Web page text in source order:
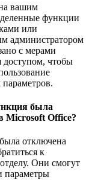
вашим
функции
или
администратором
с мерами
доступом, чтобы
была
Microsoft Office?
отключена
к
Они смогут
параметры